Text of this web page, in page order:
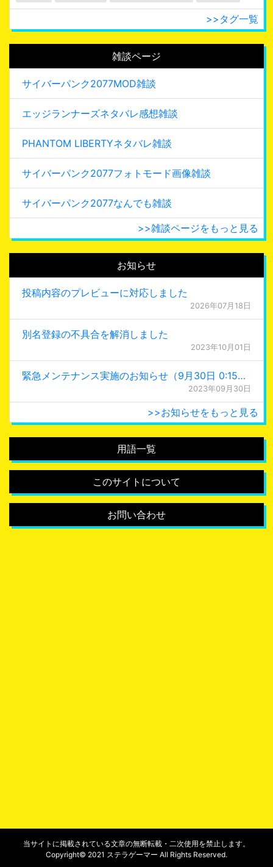
>>タグ一覧
雑談ページ
サイバーパンク2077MOD雑談
エッジランナーズネタバレ感想雑談
PHANTOM LIBERTYネタバレ雑談
サイバーパンク2077フォトモード画像雑談
サイバーパンク2077なんでも雑談
>>雑談ページをもっと見る
お知らせ
投稿内容のプレビューに対応しました
2026年07月18日
別名登録の不具合を解消しました
2023年10月01日
緊急メンテナンス実施のお知らせ（9月30日 0:15更新）
2023年09月30日
>>お知らせをもっと見る
用語一覧
このサイトについて
お問い合わせ
当サイトに掲載されている文章の無断転載・二次使用を禁止します。
Copyright© 2021 ステラゲーマー All Rights Reserved.